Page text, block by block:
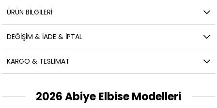
ÜRÜN BILGILERI
DEĞIŞIM & İADE & İPTAL
KARGO & TESLIMAT
2026 Abiye Elbise Modelleri